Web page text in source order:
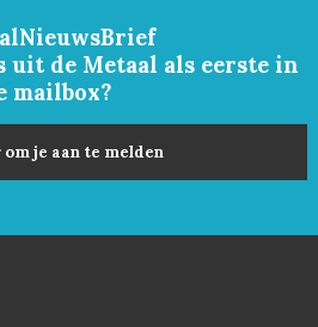
uit de Metaal als eerste in
mailbox?
je aan te melden